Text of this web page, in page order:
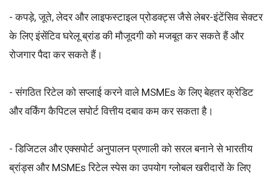
- कपड़े, जूते, लेदर और लाइफस्टाइल प्रोडक्ट्स जैसे लेबर-इंटेंसिव सेक्टर
के लिए इंसेंटिव घरेलू ब्रांड की मौजूदगी को मजबूत कर सकते हैं और
रोजगार पैदा कर सकते हैं।
- संगठित रिटेल को सप्लाई करने वाले MSMEs के लिए बेहतर क्रेडिट
और वर्किंग कैपिटल सपोर्ट वित्तीय दबाव कम कर सकता है।
- डिजिटल और एक्सपोर्ट अनुपालन प्रणाली को सरल बनाने से भारतीय
ब्रांड्स और MSMEs रिटेल स्पेस का उपयोग ग्लोबल खरीदारों के लिए